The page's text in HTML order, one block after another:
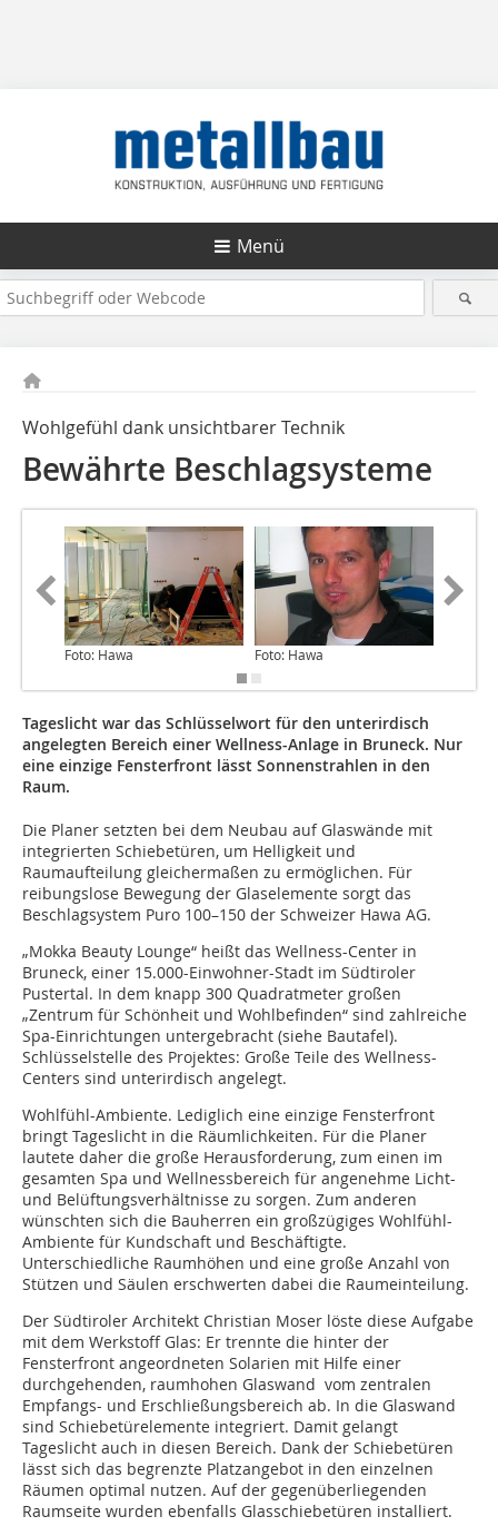
Menü
Wohlgefühl dank unsichtbarer Technik
Bewährte Beschlagsysteme
Foto: Hawa Foto: Hawa
Tageslicht war das Schlüsselwort für den unterirdisch
angelegten Bereich einer Wellness-Anlage in Bruneck. Nur
eine einzige Fensterfront lässt Sonnenstrahlen in den
Raum.
Die Planer setzten bei dem Neubau auf Glaswände mit
integrierten Schiebetüren, um Helligkeit und
Raumaufteilung gleichermaßen zu ermöglichen. Für
reibungslose Bewegung der Glaselemente sorgt das
Beschlagsystem Puro 100–150 der Schweizer Hawa AG.
„Mokka Beauty Lounge“ heißt das Wellness-Center in
Bruneck, einer 15.000-Einwohner-Stadt im Südtiroler
Pustertal. In dem knapp 300 Quadratmeter großen
„Zentrum für Schönheit und Wohlbefinden“ sind zahlreiche
Spa-Einrichtungen untergebracht (siehe Bautafel).
Schlüsselstelle des Projektes: Große Teile des Wellness-
Centers sind unterirdisch angelegt.
Wohlfühl-Ambiente. Lediglich eine einzige Fensterfront
bringt Tageslicht in die Räumlichkeiten. Für die Planer
lautete daher die große Herausforderung, zum einen im
gesamten Spa und Wellnessbereich für angenehme Licht-
und Belüftungsverhältnisse zu sorgen. Zum anderen
wünschten sich die Bauherren ein großzügiges Wohlfühl-
Ambiente für Kundschaft und Beschäftigte.
Unterschiedliche Raumhöhen und eine große Anzahl von
Stützen und Säulen erschwerten dabei die Raumeinteilung.
Der Südtiroler Architekt Christian Moser löste diese Aufgabe
mit dem Werkstoff Glas: Er trennte die hinter der
Fensterfront angeordneten Solarien mit Hilfe einer
durchgehenden, raumhohen Glaswand vom zentralen
Empfangs- und Erschließungsbereich ab. In die Glaswand
sind Schiebetürelemente integriert. Damit gelangt
Tageslicht auch in diesen Bereich. Dank der Schiebetüren
lässt sich das begrenzte Platzangebot in den einzelnen
Räumen optimal nutzen. Auf der gegenüberliegenden
Raumseite wurden ebenfalls Glasschiebetüren installiert.